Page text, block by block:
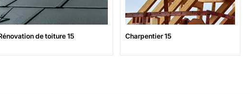
de toiture 15 Charpentier 15